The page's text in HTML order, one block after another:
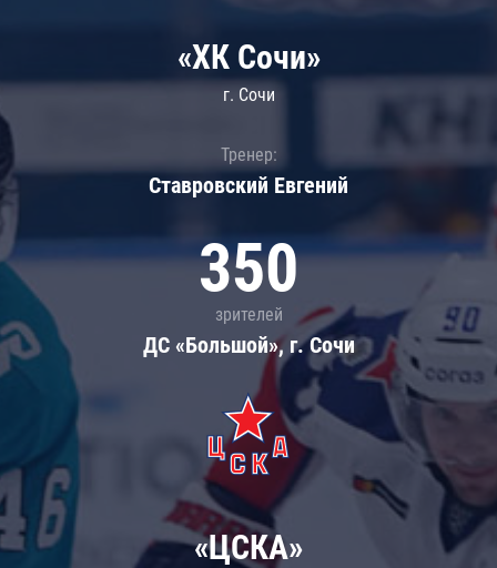
«ХК Сочи»
г. Сочи
Тренер:
Ставровский Евгений
350
зрителей
ДС «Большой», г. Сочи
«ЦСКА»